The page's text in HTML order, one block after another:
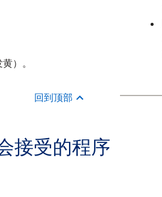
）。
回到顶部
接受的程序